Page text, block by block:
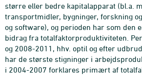
større eller bedre kapitalapparat (bl.a.
transportmidler, bygninger, forskning
og software), og perioden har som den
bidrag fra totalfaktorproduktiviteten.
og 2008-2011, hhv. optil og efter
har de største stigninger i
i 2004-2007 forklares primært af